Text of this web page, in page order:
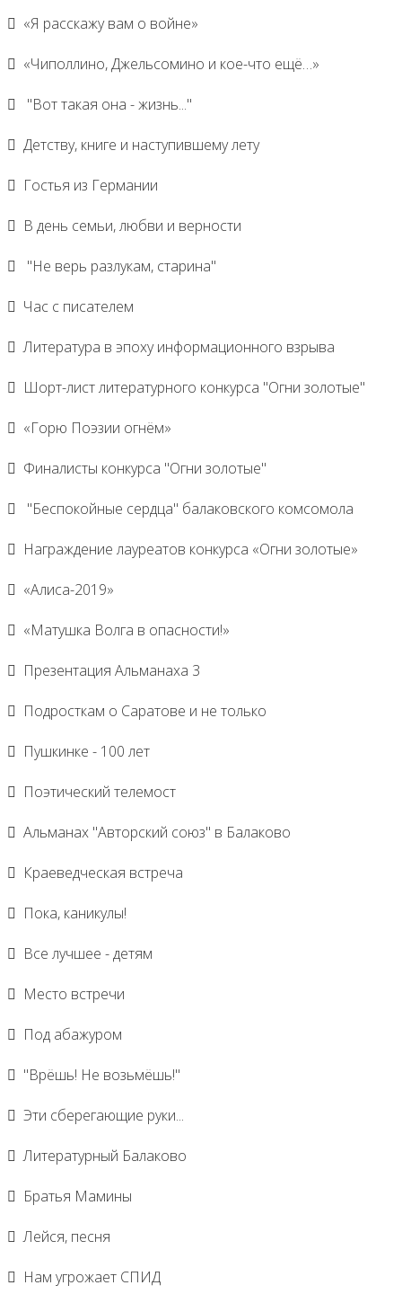
«Я расскажу вам о войне»
«Чиполлино, Джельсомино и кое-что ещё…»
"Вот такая она - жизнь..."
Детству, книге и наступившему лету
Гостья из Германии
В день семьи, любви и верности
"Не верь разлукам, старина"
Час с писателем
Литература в эпоху информационного взрыва
Шорт-лист литературного конкурса "Огни золотые"
«Горю Поэзии огнём»
Финалисты конкурса "Огни золотые"
"Беспокойные сердца" балаковского комсомола
Награждение лауреатов конкурса «Огни золотые»
«Алиса-2019»
«Матушка Волга в опасности!»
Презентация Альманаха 3
Подросткам о Саратове и не только
Пушкинке - 100 лет
Поэтический телемост
Альманах "Авторский союз" в Балаково
Краеведческая встреча
Пока, каникулы!
Все лучшее - детям
Место встречи
Под абажуром
"Врёшь! Не возьмёшь!"
Эти сберегающие руки...
Литературный Балаково
Братья Мамины
Лейся, песня
Нам угрожает СПИД